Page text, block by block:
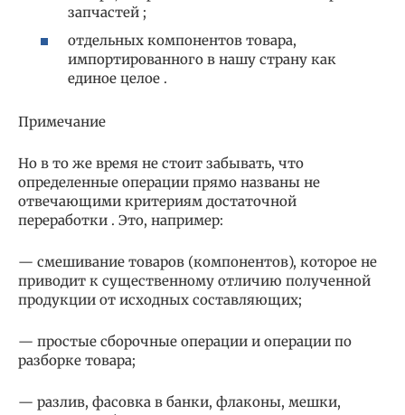
запчастей ;
отдельных компонентов товара,
импортированного в нашу страну как
единое целое .
Примечание
Но в то же время не стоит забывать, что
определенные операции прямо названы не
отвечающими критериям достаточной
переработки . Это, например:
— смешивание товаров (компонентов), которое не
приводит к существенному отличию полученной
продукции от исходных составляющих;
— простые сборочные операции и операции по
разборке товара;
— разлив, фасовка в банки, флаконы, мешки,